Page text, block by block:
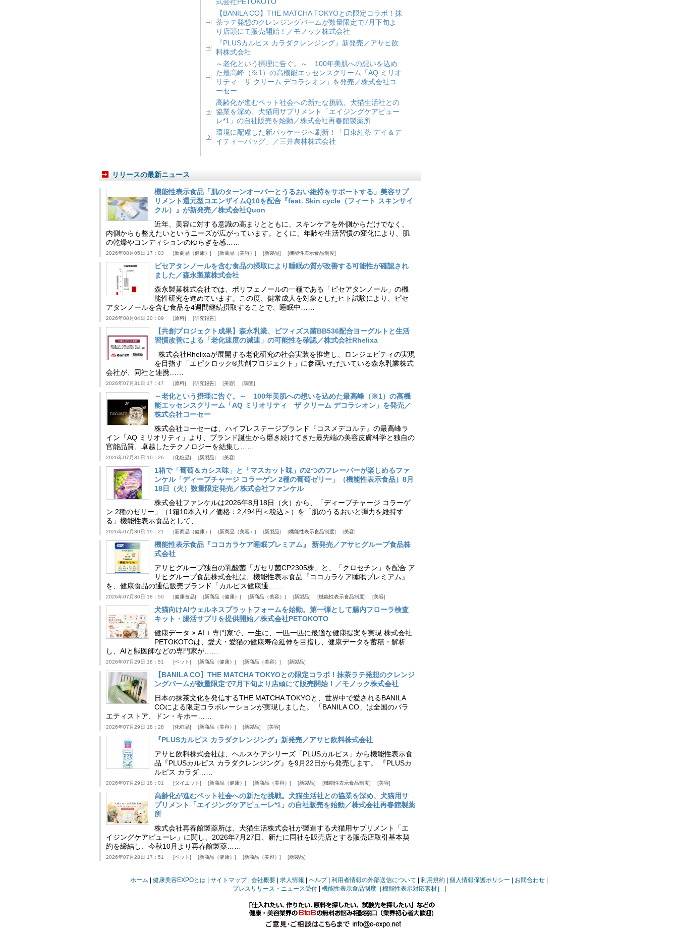
【BANILA CO】THE MATCHA TOKYOとの限定コラボ！抹
茶ラテ発想のクレンジングバームが数量限定で7月下旬よ
り店頭にて販売開始！／モノック株式会社
『PLUSカルピス カラダクレンジング』新発売／アサヒ飲
料株式会社
～老化という摂理に告ぐ。～ 100年美肌への想いを込め
た最高峰（※1）の高機能エッセンスクリーム「AQ ミリオ
リティ ザ クリーム デコラシオン」を発売／株式会社コ
ーセー
高齢化が進むペット社会への新たな挑戦。犬猫生活社との
協業を深め、犬猫用サプリメント「エイジングケアピュー
レ*1」の自社販売を始動／株式会社再春館製薬所
環境に配慮した新パッケージへ刷新！「日東紅茶 デイ＆デ
イティーバッグ」／三井農林株式会社
リリースの最新ニュース
機能性表示食品「肌のターンオーバーとうるおい維持をサポートする」美容サプ
リメント還元型コエンザイムQ10を配合『feat. Skin cycle（フィート スキンサイ
クル）』が新発売／株式会社Quon
近年、美容に対する意識の高まりとともに、スキンケアを外側からだけでなく、
内側からも整えたいというニーズが広がっています。とくに、年齢や生活習慣の変化により、肌
の乾燥やコンディションのゆらぎを感……
2026年08月05日 17：03 新商品（健康） 新商品（美容） 新製品 機能性表示食品制度
ピセアタンノールを含む食品の摂取により睡眠の質が改善する可能性が確認され
ました／森永製菓株式会社
森永製菓株式会社では、ポリフェノールの一種である「ピセアタンノール」の機
能性研究を進めています。この度、健常成人を対象としたヒト試験により、ピセ
アタンノールを含む食品を4週間継続摂取することで、睡眠中……
2026年08月04日 20：09 原料 研究報告
【共創プロジェクト成果】森永乳業、ビフィズス菌BB536配合ヨーグルトと生活
習慣改善による「老化速度の減速」の可能性を確認／株式会社Rhelixa
株式会社Rhelixaが展開する老化研究の社会実装を推進し、ロンジェビティの実現
を目指す「エピクロック®共創プロジェクト」に参画いただいている森永乳業株式
会社が、同社と連携……
2026年07月31日 17：47 原料 研究報告 美容 調査
～老化という摂理に告ぐ。～ 100年美肌への想いを込めた最高峰（※1）の高機
能エッセンスクリーム「AQ ミリオリティ ザ クリーム デコラシオン」を発売／
株式会社コーセー
株式会社コーセーは、ハイプレステージブランド『コスメデコルテ』の最高峰ラ
イン「AQ ミリオリティ」より、ブランド誕生から磨き続けてきた最先端の美容皮膚科学と独自の
官能品質、卓越したテクノロジーを結集し……
2026年07月31日 10：26 化粧品 新製品 美容
1箱で「葡萄＆カシス味」と「マスカット味」の2つのフレーバーが楽しめるファ
ンケル「ディープチャージ コラーゲン 2種の葡萄ゼリー」（機能性表示食品）8月
18日（火）数量限定発売／株式会社ファンケル
株式会社ファンケルは2026年8月18日（火）から、「ディープチャージ コラーゲ
ン 2種のゼリー」（1箱10本入り／価格：2,494円＜税込＞）を「肌のうるおいと弾力を維持す
る」機能性表示食品として、……
2026年07月30日 19：21 新商品（健康） 新商品（美容） 新製品 機能性表示食品制度 美容
機能性表示食品『ココカラケア睡眠プレミアム』 新発売／アサヒグループ食品株
式会社
アサヒグループ独自の乳酸菌「ガセリ菌CP2305株」と、「クロセチン」を配合 ア
サヒグループ食品株式会社は、機能性表示食品『ココカラケア睡眠プレミアム』
を、健康食品の通信販売ブランド「カルピス健康通……
2026年07月30日 18：50 健康食品 新商品（健康） 新商品（美容） 新製品 機能性表示食品制度 美容
犬猫向けAIウェルネスプラットフォームを始動。第一弾として腸内フローラ検査
キット・腸活サプリを提供開始／株式会社PETOKOTO
健康データ × AI + 専門家で、一生に、一匹一匹に最適な健康提案を実現 株式会社
PETOKOTOは、愛犬・愛猫の健康寿命延伸を目指し、健康データを蓄積・解析
し、AIと獣医師などの専門家が……
2026年07月29日 18：51 ペット 新商品（健康） 新商品（美容） 新製品
【BANILA CO】THE MATCHA TOKYOとの限定コラボ！抹茶ラテ発想のクレンジ
ングバームが数量限定で7月下旬より店頭にて販売開始！／モノック株式会社
日本の抹茶文化を発信するTHE MATCHA TOKYOと、世界中で愛されるBANILA
COによる限定コラボレーションが実現しました。 「BANILA CO」は全国のバラ
エティストア、ドン・キホー……
2026年07月29日 18：28 化粧品 新商品（美容） 新製品 美容
『PLUSカルピス カラダクレンジング』新発売／アサヒ飲料株式会社
アサヒ飲料株式会社は、ヘルスケアシリーズ「PLUSカルピス」から機能性表示食
品『PLUSカルピス カラダクレンジング』を9月22日から発売します。 『PLUSカ
ルピス カラダ……
2026年07月29日 18：01 ダイエット 新商品（健康） 新商品（美容） 新製品 機能性表示食品制度 美容
高齢化が進むペット社会への新たな挑戦。犬猫生活社との協業を深め、犬猫用サ
プリメント「エイジングケアピューレ*1」の自社販売を始動／株式会社再春館製薬
所
株式会社再春館製薬所は、犬猫生活株式会社が製造する犬猫用サプリメント「エ
イジングケアピューレ」に関し、2026年7月27日、新たに同社を販売店とする販売店取引基本契
約を締結し、今秋10月より再春館製薬……
2026年07月28日 17：51 ペット 新商品（健康） 新商品（美容） 新製品
ホーム 健康美容EXPOとは サイトマップ 会社概要 求人情報 ヘルプ 利用者情報の外部送信について 利用規約 個人情報保護ポリシー
お問合わせ
プレスリリース・ニュース受付
機能性表示食品制度［機能性表示対応素材］